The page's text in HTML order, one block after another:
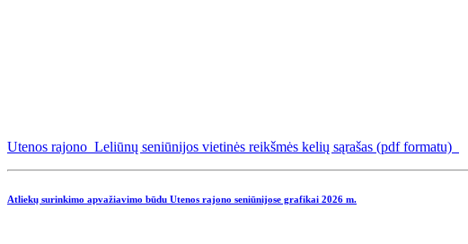
Utenos rajono Leliūnų seniūnijos vietinės reikšmės kelių sąrašas (pdf formatu)
Atliekų surinkimo apvažiavimo būdu Utenos rajono seniūnijose grafikai 2026 m.